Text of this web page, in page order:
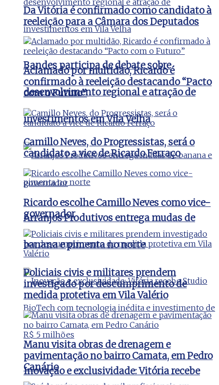
Bandes participa de debate sobre
desenvolvimento regional e atração de
investimentos em Vila Velha
Arranjos Produtivos entrega mudas de
banana e pimenta no norte
Inovação e exclusividade: Vitória recebe
Da Vitória é confirmado como candidato à
reeleição para a Câmara dos Deputados
Aclamado por multidão, Ricardo é
confirmado à reeleição destacando “Pacto
com o Futuro”
Camillo Neves, do Progressistas, será o
candidato a vice de Ricardo Ferraço
Ricardo escolhe Camillo Neves como vice-
governador
Policiais civis e militares prendem
investigado por descumprimento de
medida protetiva em Vila Valério
Manu visita obras de drenagem e
pavimentação no bairro Camata, em Pedro
Canário